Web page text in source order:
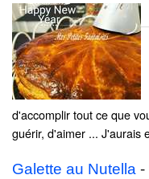
d'accomplir tout ce que
guérir, d'aimer ... J'aurais
Galette au Nutella -